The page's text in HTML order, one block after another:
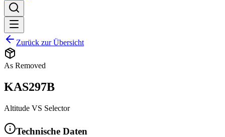
Zurück zur Übersicht
As Removed
KAS297B
Altitude VS Selector
Technische Daten